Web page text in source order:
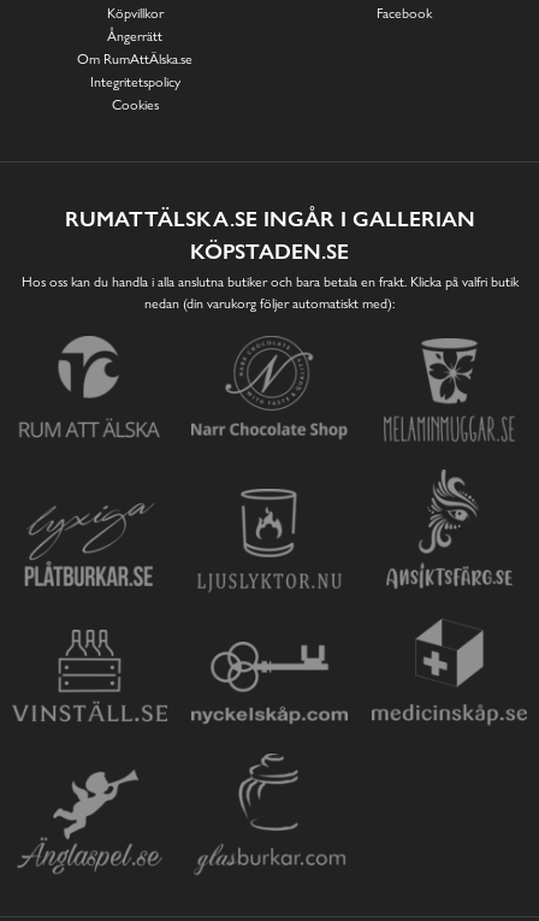
Köpvillkor
Ångerrätt
Om RumAttÄlska.se
Integritetspolicy
Cookies
Facebook
RUMATTÄLSKA.SE INGÅR I GALLERIAN
KÖPSTADEN.SE
Hos oss kan du handla i alla anslutna butiker och bara betala en frakt. Klicka på valfri butik
nedan (din varukorg följer automatiskt med):